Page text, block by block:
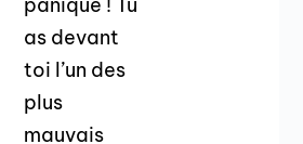
as devant
toi l’un des
plus
mauvais